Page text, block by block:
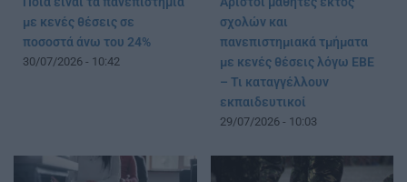
με κενές θέσεις σε
ποσοστά άνω του 24%
30/07/2026 - 10:42
σχολών και
πανεπιστημιακά τμήματα
με κενές θέσεις λόγω ΕΒΕ
– Τι καταγγέλλουν
εκπαιδευτικοί
29/07/2026 - 10:03